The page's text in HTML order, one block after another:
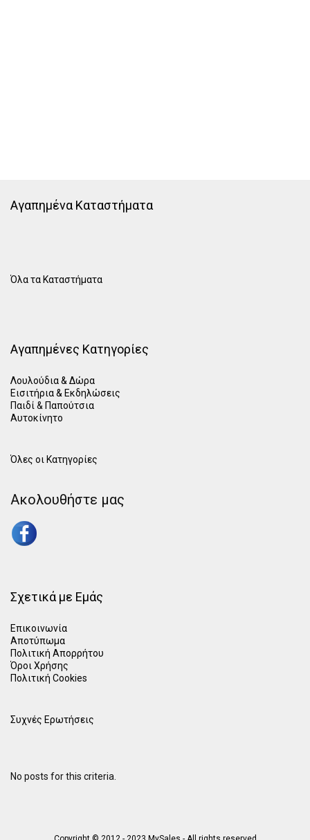
Αγαπημένα Καταστήματα
Όλα τα Καταστήματα
Αγαπημένες Κατηγορίες
Λουλούδια & Δώρα
Εισιτήρια & Εκδηλώσεις
Παιδί & Παπούτσια
Αυτοκίνητο
Όλες οι Κατηγορίες
Ακολουθήστε μας
Σχετικά με Εμάς
Επικοινωνία
Αποτύπωμα
Πολιτική Απορρήτου
Όροι Χρήσης
Πολιτική Cookies
Συχνές Ερωτήσεις
No posts for this criteria.